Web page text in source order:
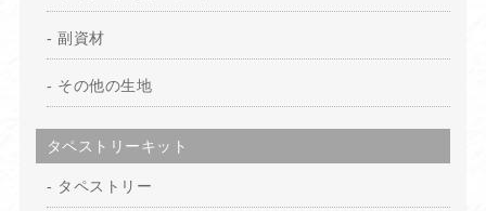
副資材
その他の生地
タペストリーキット
タペストリー